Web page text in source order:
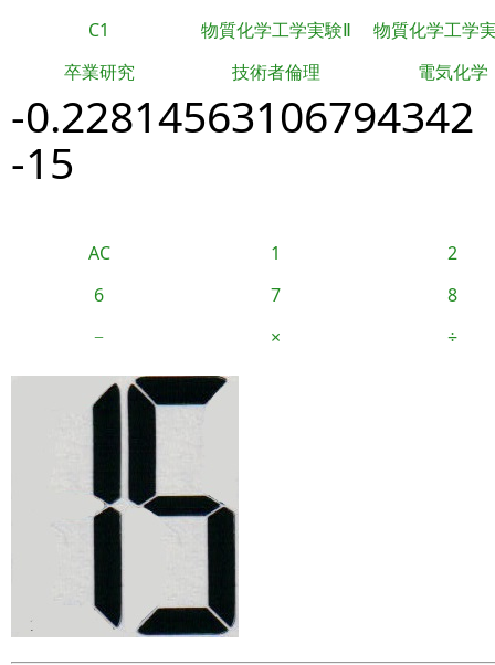
C1 物質化学工学実験Ⅱ
物質化学工学
卒業研究
技術者倫理 電気化学
-0.22814563106794342
-15
AC 1
2
6
7
8
−
× ÷